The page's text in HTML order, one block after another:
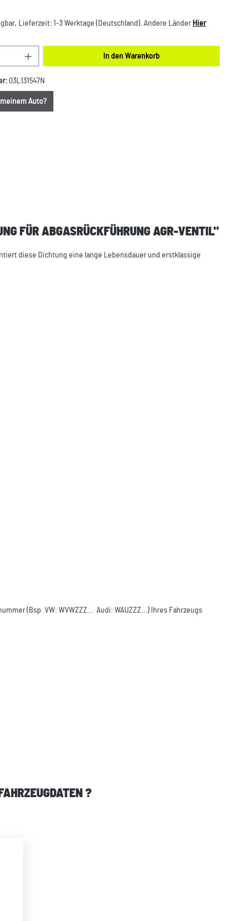
Lieferzeit: 1-3 Werktage (Deutschland). Andere Länder Hier
Gib den gewünschten Wert ein oder
In den Warenkorb
03L131547N
meinem Auto?
FÜR ABGASRÜCKFÜHRUNG AGR-VENTIL"
diese Dichtung eine lange Lebensdauer und erstklassige
(Bsp. VW: WVWZZZ... Audi: WAUZZZ...) Ihres Fahrzeugs
?